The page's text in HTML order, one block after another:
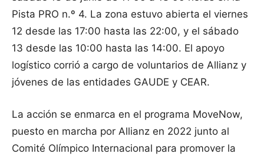
Pista PRO n.º 4. La zona estuvo abierta el viernes
12 desde las 17:00 hasta las 22:00, y el sábado
13 desde las 10:00 hasta las 14:00. El apoyo
logístico corrió a cargo de voluntarios de Allianz y
jóvenes de las entidades GAUDE y CEAR.
La acción se enmarca en el programa MoveNow,
puesto en marcha por Allianz en 2022 junto al
Comité Olímpico Internacional para promover la